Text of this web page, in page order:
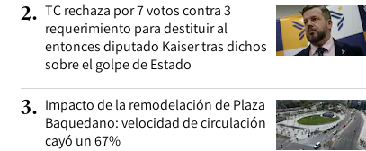
2. TC rechaza por 7 votos contra 3
requerimiento para destituir al
entonces diputado Kaiser tras dichos
sobre el golpe de Estado
3. Impacto de la remodelación de Plaza
Baquedano: velocidad de circulación
cayó un 67%